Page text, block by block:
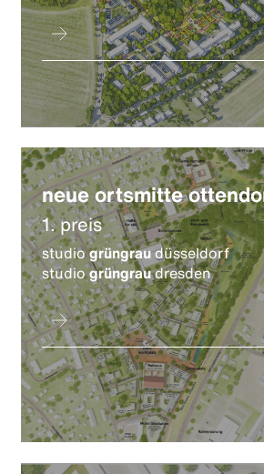
neue ortsmitte
1. preis
studiogrüngraudüsseldorf
studiogrüngraudresden